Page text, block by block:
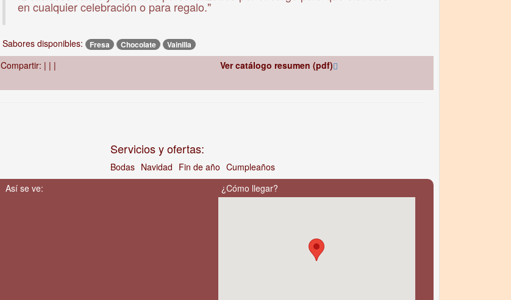
en cualquier celebración o para regalo."
Sabores disponibles: Fresa Chocolate Vainilla
Compartir: | | | Ver catálogo resumen (pdf)
Servicios y ofertas:
Bodas Navidad Fin de año Cumpleaños
Así se ve: ¿Cómo llegar?